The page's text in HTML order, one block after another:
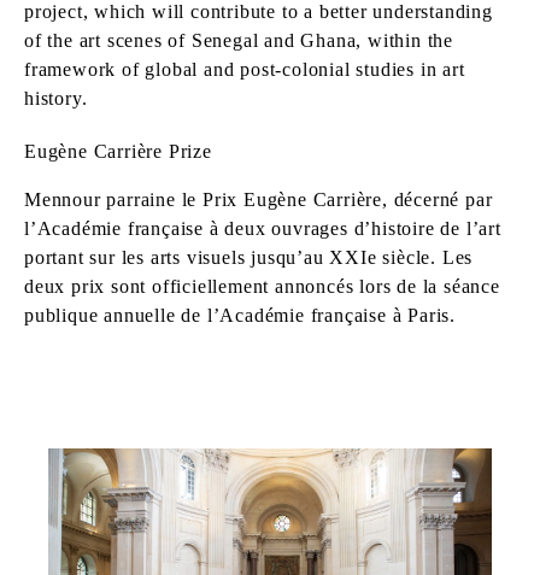
project, which will contribute to a better understanding
of the art scenes of Senegal and Ghana, within the
framework of global and post-colonial studies in art
history.
Eugène Carrière Prize
Mennour parraine le Prix Eugène Carrière, décerné par
l’Académie française à deux ouvrages d’histoire de l’art
portant sur les arts visuels jusqu’au XXIe siècle. Les
deux prix sont officiellement annoncés lors de la séance
publique annuelle de l’Académie française à Paris.